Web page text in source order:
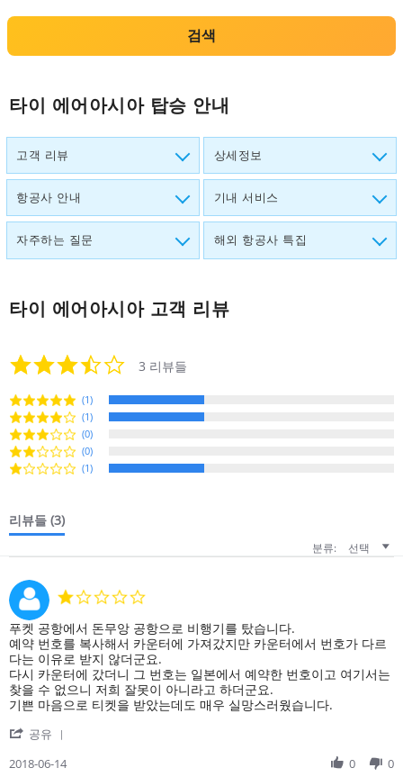
검색
타이 에어아시아 탑승 안내
고객 리뷰 상세정보
항공사 안내 기내 서비스
자주하는 질문 해외 항공사 특집
타이 에어아시아고객 리뷰
3.3
star
3 리뷰들
(1)
(1)
(0)
(0)
(1)
리뷰들 (3)
분류: 선택
rating
Review
by
on
14
Jun
2018
review
stating
매
우
피
곤
니
푸켓 공항에서 돈무앙 공항으로 비행기를 탔습니다.
예약 번호를 복사해서 카운터에 가져갔지만 카운터에서 번호가 다르
다는 이유로 받지 않더군요.
다시 카운터에 갔더니 그 번호는 일본에서 예약한 번호이고 여기서는
찾을 수 없으니 저희 잘못이 아니라고 하더군요.
기쁜 마음으로 티켓을 받았는데도 매우 실망스러웠습니다.
공유
2018-06-14 0 0